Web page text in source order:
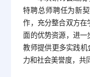
特聘总师聘任为新
作，充分整合双方在
面的优势资源，进
教师提供更多实践机
力和社会美誉度，共